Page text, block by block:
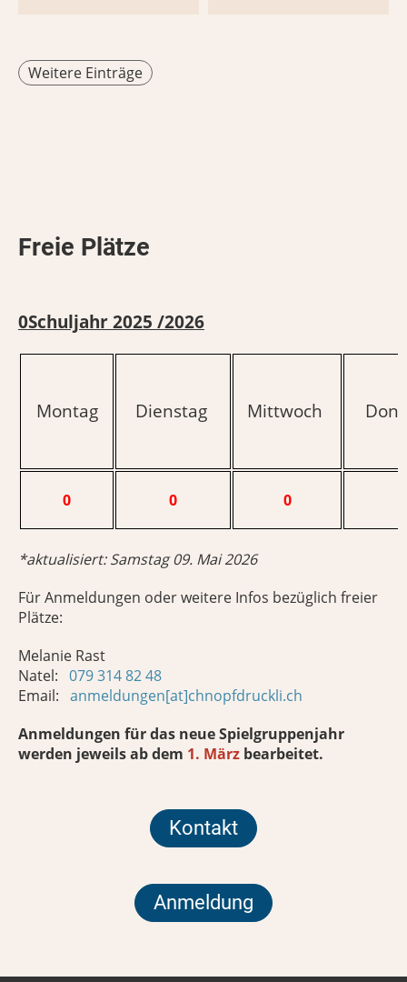
Weitere Einträge
Freie Plätze
0Schuljahr 2025 /2026
Montag Dienstag Mittwoch
0 0 0
*aktualisiert: Samstag 09. Mai 2026
Für Anmeldungen oder weitere Infos bezüglich freier
Plätze:
Melanie Rast
Natel: 079 314 82 48
Email: anmeldungen[at]chnopfdruckli.ch
Anmeldungen für das neue Spielgruppenjahr
werden jeweils ab dem 1. März bearbeitet.
Kontakt
Anmeldung